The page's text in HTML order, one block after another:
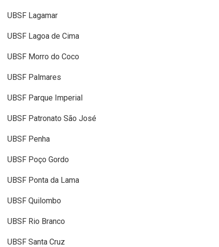
UBSF Lagamar
UBSF Lagoa de Cima
UBSF Morro do Coco
UBSF Palmares
UBSF Parque Imperial
UBSF Patronato São José
UBSF Penha
UBSF Poço Gordo
UBSF Ponta da Lama
UBSF Quilombo
UBSF Rio Branco
UBSF Santa Cruz